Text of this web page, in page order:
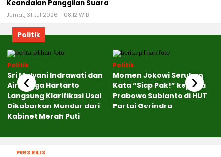
Keandalan Panggilan Suara
Jumat, 31 Jul 2026 - 08:12 WIB
Politik
Politik
Sri Mulyani Indrawati dan
Airlangga Hartarto
Langsung Klarifikasi Usai
Dikabarkan Mundur dari
Kabinet Merah Puti
Politik
Momen Jokowi Serukan
Kata “Siap Pak!” kepada
Prabowo Subianto di HUT
Partai Gerindra
‹ ›
PERS RILIS